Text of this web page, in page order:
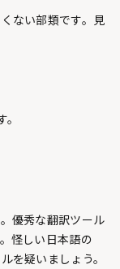
ない部類です。見
優秀な翻訳ツール
怪しい日本語の
を疑いましょう。